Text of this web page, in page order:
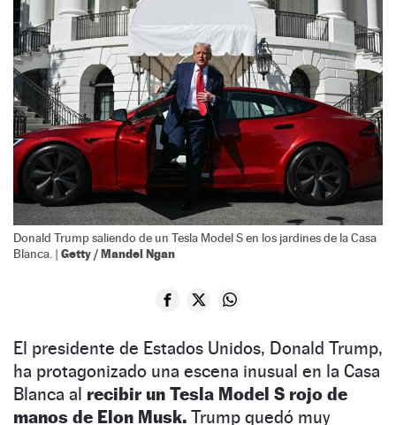
Donald Trump saliendo de un Tesla Model S en los jardines de la Casa
Blanca. | Getty / Mandel Ngan
El presidente de Estados Unidos, Donald Trump,
ha protagonizado una escena inusual en la Casa
Blanca al recibir un Tesla Model S rojo de
manos de Elon Musk. Trump quedó muy